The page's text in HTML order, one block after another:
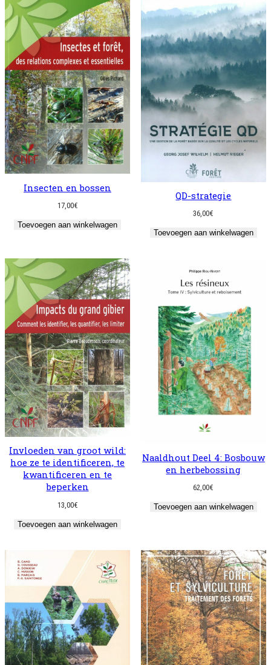
Insecten en bossen
17,00€
Toevoegen aan winkelwagen
QD-strategie
36,00€
Toevoegen aan winkelwagen
Invloeden van groot wild:
hoe ze te identificeren, te
kwantificeren en te
beperken
13,00€
Toevoegen aan winkelwagen
Naaldhout Deel 4: Bosbouw
en herbebossing
62,00€
Toevoegen aan winkelwagen